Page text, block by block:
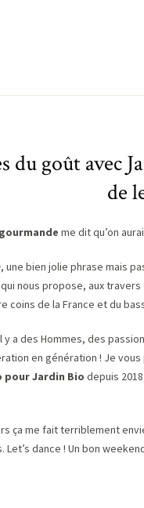
du goût avec
de
me dit qu’on
, une bien jolie phrase mais
qui nous propose, aux
coins de la France et du
y a des Hommes, des
en génération ! Je
Jardin Bio depuis
ça me fait terriblement
Let’s dance ! Un bon